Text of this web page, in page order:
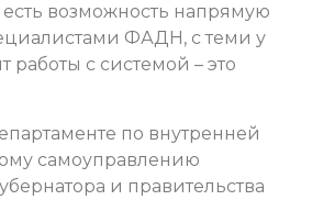
возможность напрямую
ФАДН, с теми у
работы с системой – это
по внутренней
самоуправлению
и правительства